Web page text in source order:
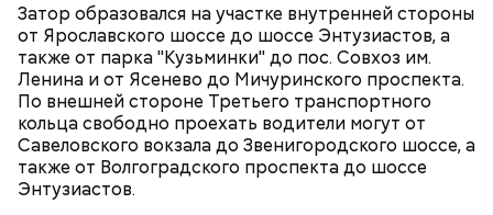
Затор образовался на участке внутренней стороны
от Ярославского шоссе до шоссе Энтузиастов, а
также от парка "Кузьминки" до пос. Совхоз им.
Ленина и от Ясенево до Мичуринского проспекта.
По внешней стороне Третьего транспортного
кольца свободно проехать водители могут от
Савеловского вокзала до Звенигородского шоссе, а
также от Волгоградского проспекта до шоссе
Энтузиастов.
Сергей Собянин поручил обратить особое
внимание на состояние объектов зимнего отдыха.